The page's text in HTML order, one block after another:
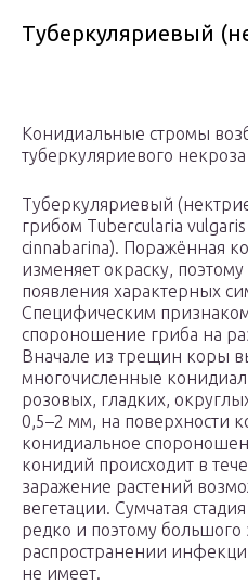
Туберкуляриевый
Конидиальные стромы
туберкуляриевого некроза
Туберкуляриевый
грибом Tubercularia vulgaris
cinnabarina). Поражённая
изменяет окраску,
появления характерных
Специфическим
спороношение гриба на
Вначале из трещин коры
многочисленные
розовых, гладких,
0,5–2 мм, на поверхности
конидиальное
конидий происходит в
заражение растений
вегетации. Сумчатая
редко и поэтому большого
распространении
не имеет.